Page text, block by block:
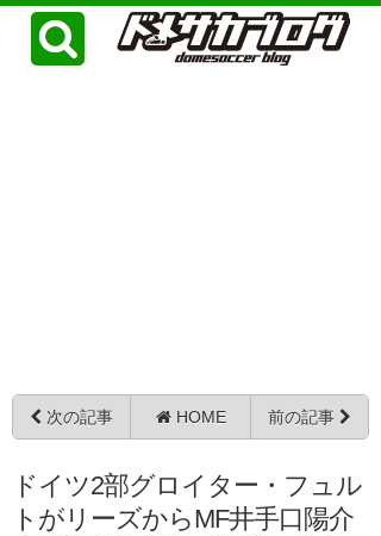
次の記事 HOME 前の記事
ドイツ2部グロイター・フュル
トがリーズからMF井手口陽介